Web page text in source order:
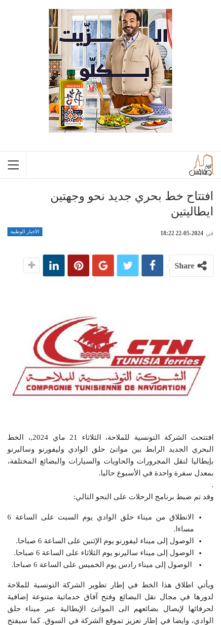
افتتاح خط بحري جديد نحو وجهتين
ايطاليتين
الأخبار الوطنية في 2024-05-22 18:22
Share
افتتحت الشركة التونسية للملاحة، الثلاثاء 21 ماي 2024,، الخط
البحري الجديد الرابط بين موانئ حلق الوادي وليفورنو وساليرنو
بإيطاليا لنقل المجرورات والحاويات والسيارات والبضائع المختلفة،
بمعدل سفرة واحدة في الأسبوع حاليا.
.
وقد تم ضبط برنامج الرحلات على النحو التالي:
الانطلاق من ميناء حلق الوادي يوم السبت على الساعة 6
مساءا.
الوصول إلى ميناء ليفورنو يوم الإثنين على الساعة 6 صباحا.
الوصول إلى ميناء ساليرنو يوم الثلاثاء على الساعة 6 صباحا.
الوصول إلى ميناء رادس يوم الخميس على الساعة 6 صباحا.
ويأتي اطلاق هذا الخط في إطار تطوير الشركة التونسية للملاحة
لدورها في مجال نقل البضائع وفتح آفاق خدماتية متنوعة إضافية
لحرفائها لإيصال بضائعهم الى الموانئ الإيطالية عبر ميناء حلق
الوادي، وايضا في إطار تعزيز تموقع الشركة في السوق. كما سيفتح